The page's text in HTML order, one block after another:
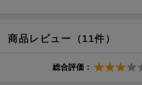
商品レビュー（11件）
総合評価：